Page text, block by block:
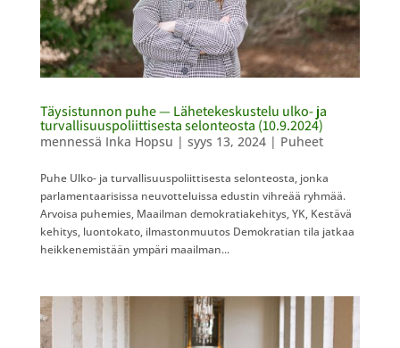
Täysistunnon puhe — Lähetekeskustelu ulko- ja
turvallisuuspoliittisesta selonteosta (10.9.2024)
mennessä Inka Hopsu | syys 13, 2024| Puheet
Puhe Ulko- ja turvallisuuspoliittisesta selonteosta, jonka
parlamentaarisissa neuvotteluissa edustin vihreää ryhmää.
Arvoisa puhemies, Maailman demokratiakehitys, YK, Kestävä
kehitys, luontokato, ilmastonmuutos Demokratian tila jatkaa
heikkenemistään ympäri maailman...